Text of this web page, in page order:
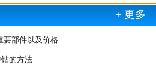
+ 更多
要部件以及价格
的方法